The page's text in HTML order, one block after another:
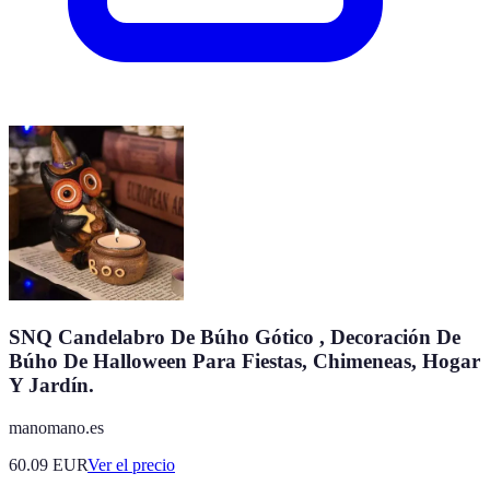
SNQ Candelabro De Búho Gótico , Decoración De
Búho De Halloween Para Fiestas, Chimeneas, Hogar
Y Jardín.
manomano.es
60.09 EURVer el precio